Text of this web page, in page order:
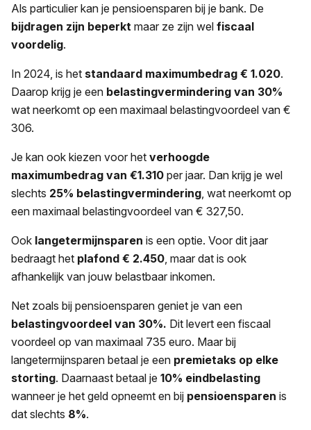
Als particulier kan je pensioensparen bij je bank. De
bijdragen zijn beperkt maar ze zijn wel fiscaal
voordelig.
In 2024, is het standaard maximumbedrag € 1.020.
Daarop krijg je een belastingvermindering van 30%
wat neerkomt op een maximaal belastingvoordeel van €
306.
Je kan ook kiezen voor het verhoogde
maximumbedrag van €1.310 per jaar. Dan krijg je wel
slechts 25% belastingvermindering , wat neerkomt op
een maximaal belastingvoordeel van € 327,50.
Ook langetermijnsparen is een optie. Voor dit jaar
bedraagt het plafond € 2.450 , maar dat is ook
afhankelijk van jouw belastbaar inkomen.
Net zoals bij pensioensparen geniet je van een
belastingvoordeel van 30%. Dit levert een fiscaal
voordeel op van maximaal 735 euro. Maar bij
langetermijnsparen betaal je een premietaks op elke
storting. Daarnaast betaal je 10% eindbelasting
wanneer je het geld opneemt en bij pensioensparen is
dat slechts 8%.